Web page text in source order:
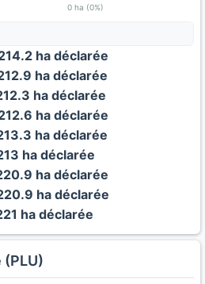
0 ha (0%)
ha déclarée
ha déclarée
ha déclarée
ha déclarée
ha déclarée
ha déclarée
ha déclarée
ha déclarée
ha déclarée